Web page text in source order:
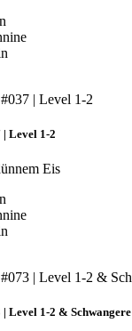
Level 1-2
Eis
Level 1-2 & Schwangere